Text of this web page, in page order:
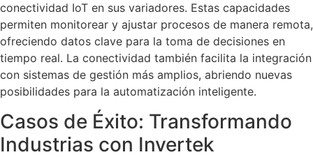
conectividad IoT en sus variadores. Estas capacidades
permiten monitorear y ajustar procesos de manera remota,
ofreciendo datos clave para la toma de decisiones en
tiempo real. La conectividad también facilita la integración
con sistemas de gestión más amplios, abriendo nuevas
posibilidades para la automatización inteligente.
Casos de Éxito: Transformando
Industrias con Invertek